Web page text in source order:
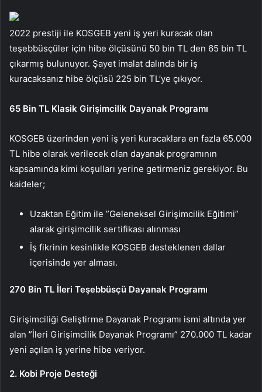
2022 prestiji ile KOSGEB yeni iş yeri kuracak olan
teşebbüsçüler için hibe ölçüsünü 50 bin TL den 65 bin TL
çıkarmış bulunuyor. Şayet imalat dalında bir iş
kuracaksanız hibe ölçüsü 225 bin TL’ye çıkıyor.
65 Bin TL Klasik Girişimcilik Dayanak Programı
KOSGEB üzerinden yeni iş yeri kuracaklara en fazla 65.000
TL hibe olarak verilecek olan dayanak programının
kapsamında kimi koşulları yerine getirmeniz gerekiyor. Bu
kaideler;
Uzaktan Eğitim ile ”Geleneksel Girişimcilik Eğitimi”
alarak girişimcilik sertifikası alınması
İş fikrinin kesinlikle KOSGEB desteklenen dallar
içerisinde yer alması.
270 Bin TL İleri Teşebbüsçü Dayanak Programı
Girişimciliği Geliştirme Dayanak Programı ismi altında yer
alan ”İleri Girişimcilik Dayanak Programı” 270.000 TL kadar
yeni açılan iş yerine hibe veriyor.
2. Kobi Proje Desteği